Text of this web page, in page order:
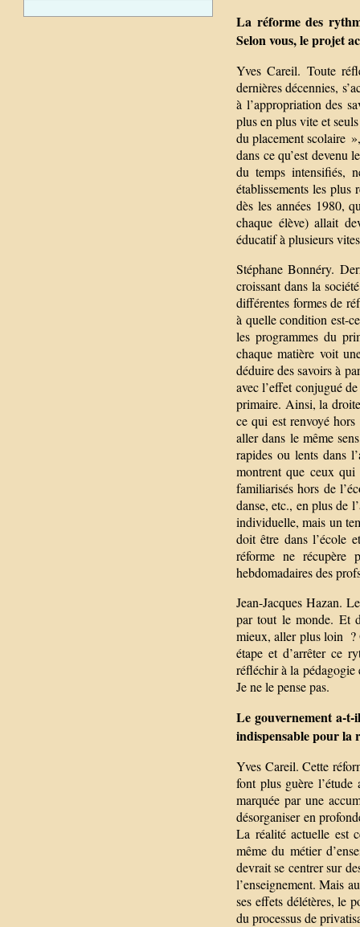
La réforme des
Selon vous, le projet
Yves Careil. Toute
dernières décennies,
à l’appropriation des
plus en plus vite et
du placement scolaire
dans ce qu’est devenu
du temps intensifiés,
établissements les plus
dès les années 1980,
chaque élève) allait
éducatif à plusieurs
Stéphane Bonnéry.
croissant dans la
différentes formes de
à quelle condition est-
les programmes du
chaque matière voit
déduire des savoirs à
avec l’effet conjugué
primaire. Ainsi, la
ce qui est renvoyé
aller dans le même
rapides ou lents dans
montrent que ceux
familiarisés hors de
danse, etc., en plus de
individuelle, mais un
doit être dans l’école
réforme ne récupère
hebdomadaires des
Jean-Jacques Hazan.
par tout le monde. Et
mieux, aller plus loin ?
étape et d’arrêter ce
réfléchir à la
Je ne le pense pas.
Le gouvernement a-
indispensable pour la
Yves Careil. Cette
font plus guère l’étude
marquée par une
désorganiser en
La réalité actuelle est
même du métier
devrait se centrer sur
l’enseignement. Mais
ses effets délétères, le
du processus de